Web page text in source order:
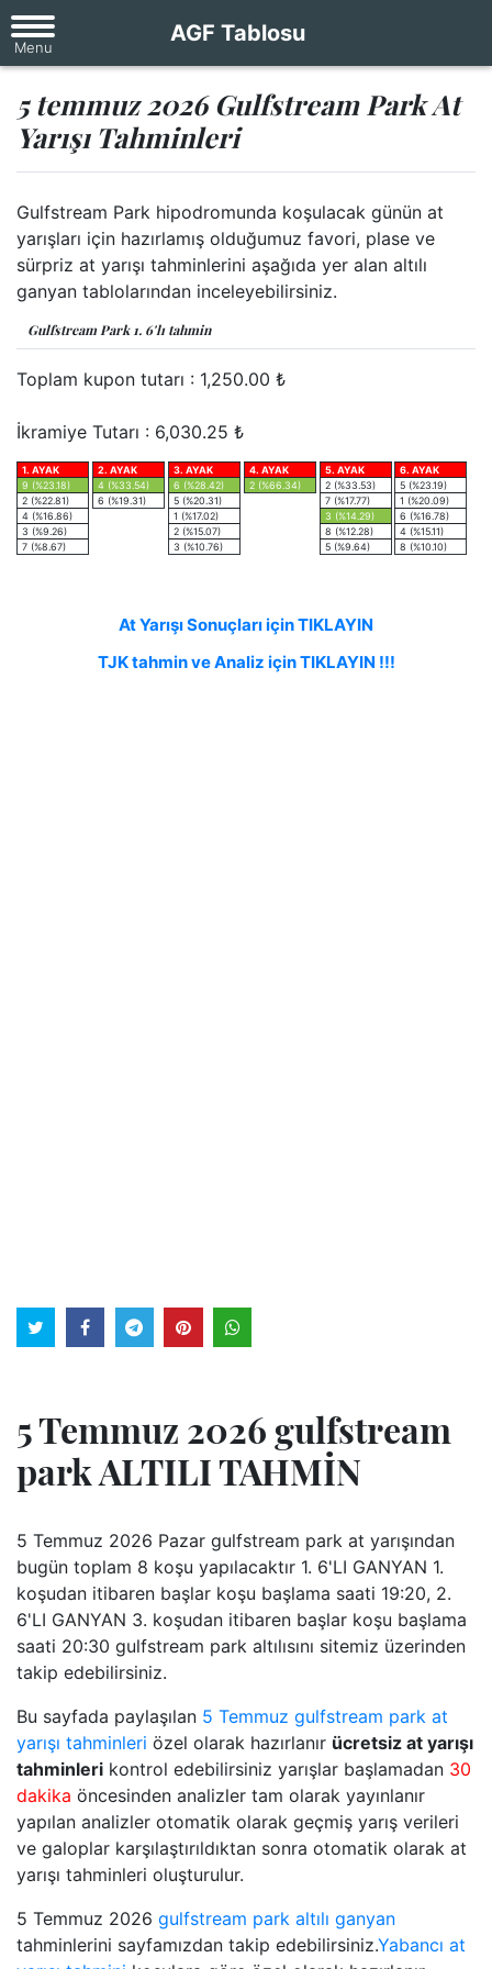
AGF Tablosu
5 temmuz 2026 Gulfstream Park At
Yarışı Tahminleri
Gulfstream Park hipodromunda koşulacak günün at
yarışları için hazırlamış olduğumuz favori, plase ve
sürpriz at yarışı tahminlerini aşağıda yer alan altılı
ganyan tablolarından inceleyebilirsiniz.
Gulfstream Park 1. 6'lı tahmin
Toplam kupon tutarı : 1,250.00 ₺
İkramiye Tutarı : 6,030.25 ₺
1. AYAK
9 (%23.18)
2 (%22.81)
4 (%16.86)
3 (%9.26)
7 (%8.67)
2. AYAK
4 (%33.54)
6 (%19.31)
3. AYAK
6 (%28.42)
5 (%20.31)
1 (%17.02)
2 (%15.07)
3 (%10.76)
4. AYAK
2 (%66.34)
5. AYAK
2 (%33.53)
7 (%17.77)
3 (%14.29)
8 (%12.28)
5 (%9.64)
6. AYAK
5 (%23.19)
1 (%20.09)
6 (%16.78)
4 (%15.11)
8 (%10.10)
At Yarışı Sonuçları için TIKLAYIN
TJK tahmin ve Analiz için TIKLAYIN !!!
5 Temmuz 2026 gulfstream
park ALTILI TAHMİN
5 Temmuz 2026 Pazar gulfstream park at yarışından
bugün toplam 8 koşu yapılacaktır 1. 6'LI GANYAN 1.
koşudan itibaren başlar koşu başlama saati 19:20, 2.
6'LI GANYAN 3. koşudan itibaren başlar koşu başlama
saati 20:30 gulfstream park altılısını sitemiz üzerinden
takip edebilirsiniz.
Bu sayfada paylaşılan 5 Temmuz gulfstream park at
yarışı tahminleri özel olarak hazırlanır ücretsiz at yarışı
tahminleri kontrol edebilirsiniz yarışlar başlamadan 30
dakika öncesinden analizler tam olarak yayınlanır
yapılan analizler otomatik olarak geçmiş yarış verileri
ve galoplar karşılaştırıldıktan sonra otomatik olarak at
yarışı tahminleri oluşturulur.
5 Temmuz 2026 gulfstream park altılı ganyan
tahminlerini sayfamızdan takip edebilirsiniz.Yabancı at